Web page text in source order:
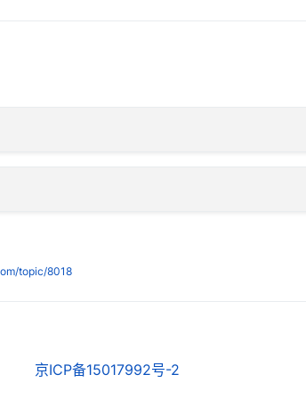
topic/8018
京ICP备15017992号-2